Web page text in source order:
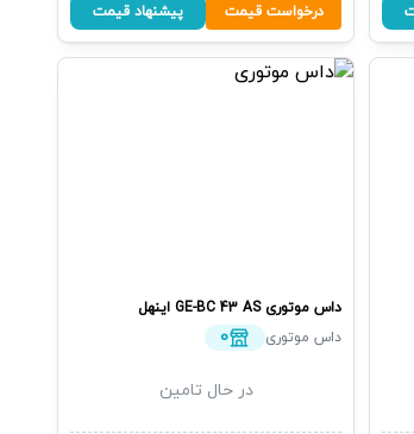
درخواست قیمت پیشنهاد قیمت
داس موتوری GE-BC 43 AS اینهل
داس موتوری
0
در حال تامین